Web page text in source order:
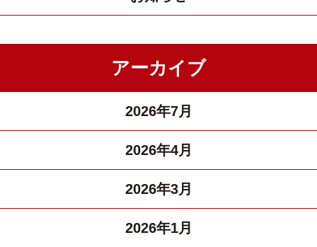
アーカイブ
2026年7月
2026年4月
2026年3月
2026年1月